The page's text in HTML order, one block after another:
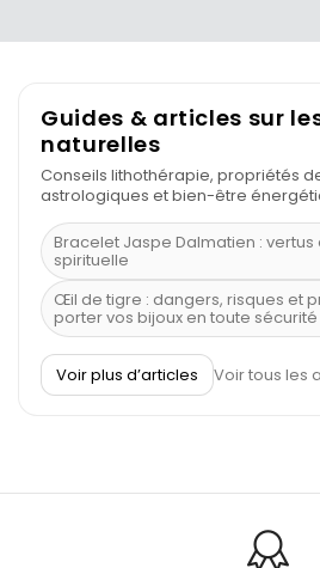
Guides & articles sur
naturelles
Conseils lithothérapie, propriétés
astrologiques et bien-être
Bracelet Jaspe Dalmatien : vertus
spirituelle
Œil de tigre : dangers, risques et
porter vos bijoux en toute sécurité
À quel poignet porter un bracelet
Découvrez le scorpion et ses
Bienfaits de la sélénite – pierre
Voir plus d’articles Voir tous les